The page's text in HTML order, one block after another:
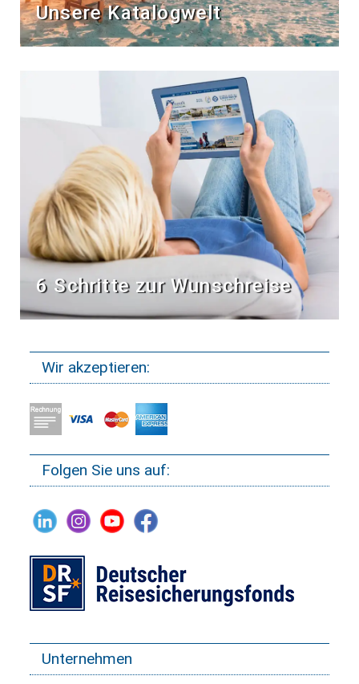
Unsere Katalogwelt
6 Schritte zur Wunschreise
Wir akzeptieren:
Folgen Sie uns auf:
Unternehmen